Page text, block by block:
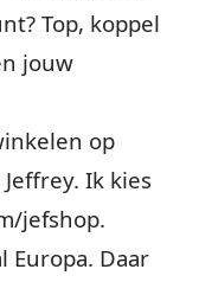
Top, koppel
jouw
op
Ik kies
jefshop.
Europa. Daar